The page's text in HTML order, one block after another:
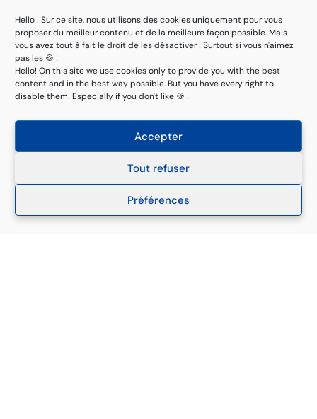
Hello ! Sur ce site, nous utilisons des cookies uniquement pour vous
proposer du meilleur contenu et de la meilleure façon possible. Mais
vous avez tout à fait le droit de les désactiver ! Surtout si vous n'aimez
pas les 🍪 !
Hello! On this site we use cookies only to provide you with the best
content and in the best way possible. But you have every right to
disable them! Especially if you don't like 🍪 !
Accepter
Tout refuser
Préférences
CH :+41 32 725 26 27
FR :+33 1 44 29 92 50
TN :+216 71 948 797
MA :+216 71 948 797
SN :+221 77 873 61 43
Filiales
Suisse